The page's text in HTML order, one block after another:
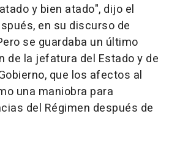
y bien atado", dijo el
en su discurso de
se guardaba un último
de la jefatura del Estado y de
que los afectos al
una maniobra para
del Régimen después de